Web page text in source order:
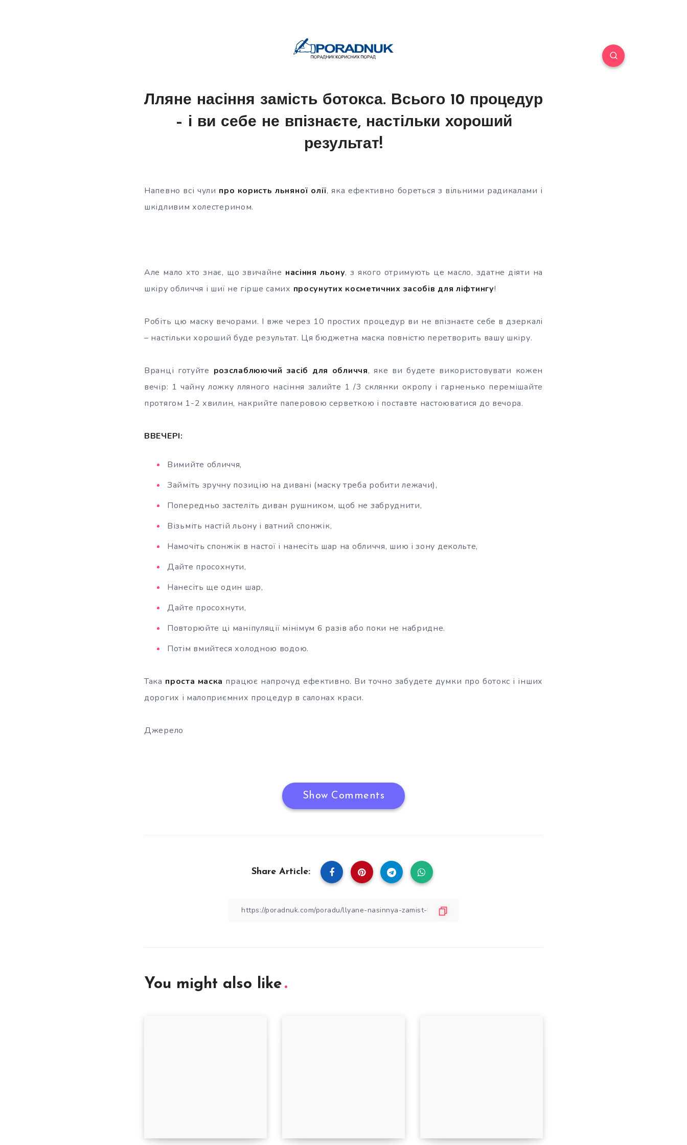
Лляне насіння замість ботокса. Всього 10 процедур
– і ви себе не впізнаєте, настільки хороший
результат!
Напевно всі чули про користь льняної олії, яка ефективно бореться з вільними радикалами і
шкідливим холестерином.
Але мало хто знає, що звичайне насіння льону, з якого отримують це масло, здатне діяти на
шкіру обличчя і шиї не гірше самих просунутих косметичнихзасобів для ліфтингу!
Робіть цю маску вечорами. І вже через 10 простих процедур ви не впізнаєте себе в дзеркалі
– настільки хороший буде результат. Ця бюджетна маска повністю перетворить вашу шкіру.
Вранці готуйте розслаблюючий засіб для обличчя, яке ви будете використовувати кожен
вечір: 1 чайну ложку лляного насіння залийте 1 /3 склянки окропу і гарненько перемішайте
протягом 1-2 хвилин, накрийте паперовою серветкою і поставте настоюватися до вечора.
ВВЕЧЕРІ:
Вимийте обличчя,
Займіть зручну позицію на дивані (маску треба робити лежачи),
Попередньо застеліть диван рушником, щоб не забруднити,
Візьміть настій льону і ватний спонжік,
Намочіть спонжік в настої і нанесіть шар на обличчя, шию і зону декольте,
Дайте просохнути,
Нанесіть ще один шар,
Дайте просохнути,
Повторюйте ці маніпуляції мінімум 6 разів або поки не набридне.
Потім вмийтеся холодною водою.
Така проста маска працює напрочуд ефективно. Ви точно забудете думки про ботокс і інших
дорогих і малоприємних процедур в салонах краси.
Джерело
Show Comments
Share Article:
You might also like